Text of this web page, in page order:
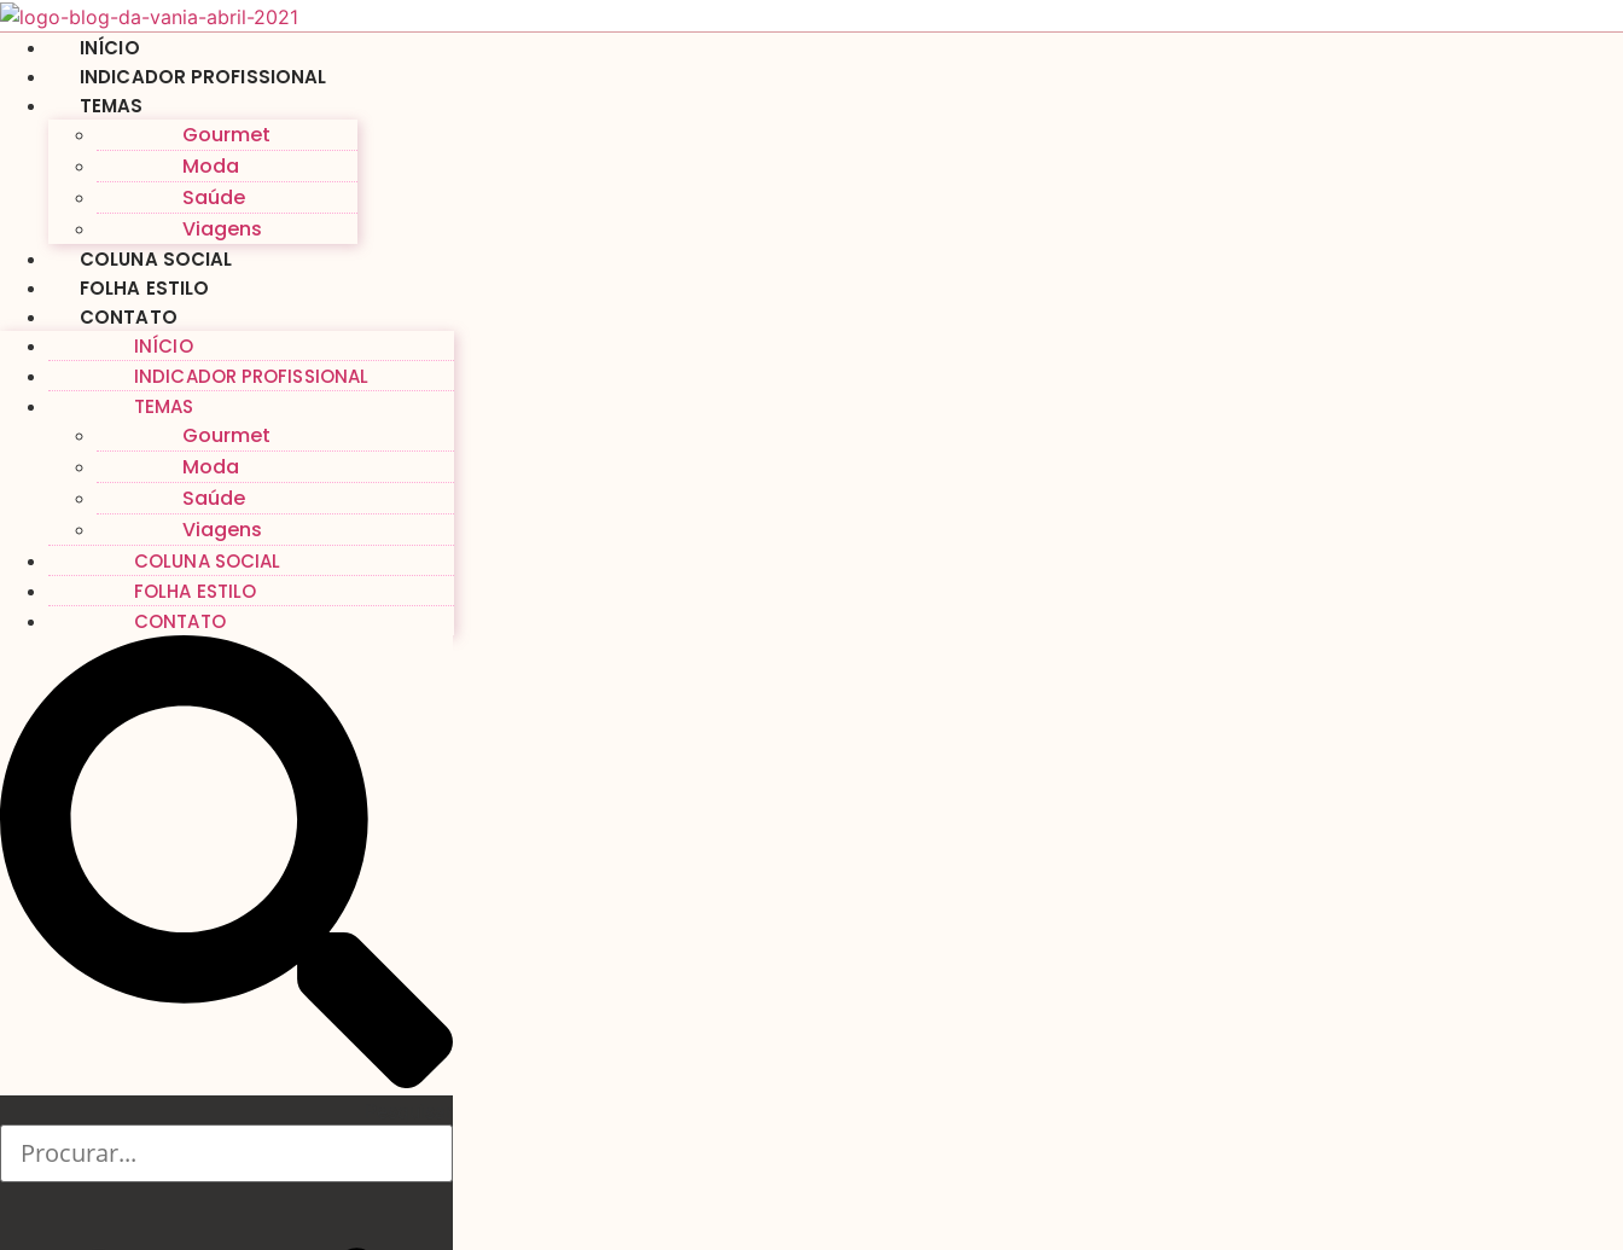
Ir
para
conteúdo
INÍCIO
INDICADOR PROFISSIONAL
TEMAS
Gourmet
Moda
Saúde
Viagens
COLUNA SOCIAL
FOLHA ESTILO
CONTATO
INÍCIO
INDICADOR PROFISSIONAL
TEMAS
Gourmet
Moda
Saúde
Viagens
COLUNA SOCIAL
FOLHA ESTILO
CONTATO